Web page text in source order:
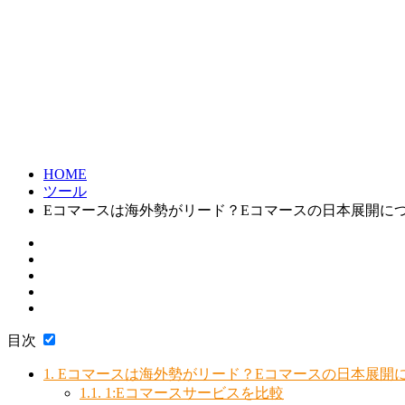
HOME
ツール
Eコマースは海外勢がリード？Eコマースの日本展開に
目次
1. Eコマースは海外勢がリード？Eコマースの日本展開
1.1. 1:Eコマースサービスを比較